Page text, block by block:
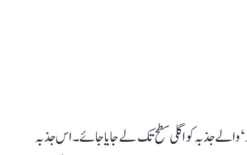
جذبہ کو اگلی سطح تک لے جایا جائے۔ اس جذبہ